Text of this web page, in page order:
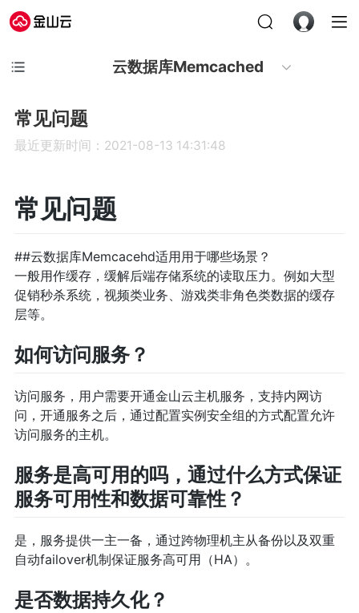
云数据库Memcached
常见问题
最近更新时间：2021-08-13 14:31:48
常见问题
##云数据库Memcacehd适用用于哪些场景？
一般用作缓存，缓解后端存储系统的读取压力。例如大型
促销秒杀系统，视频类业务、游戏类非角色类数据的缓存
层等。
如何访问服务？
访问服务，用户需要开通金山云主机服务，支持内网访
问，开通服务之后，通过配置实例安全组的方式配置允许
访问服务的主机。
服务是高可用的吗，通过什么方式保证
服务可用性和数据可靠性？
是，服务提供一主一备，通过跨物理机主从备份以及双重
自动failover机制保证服务高可用（HA）。
是否数据持久化？